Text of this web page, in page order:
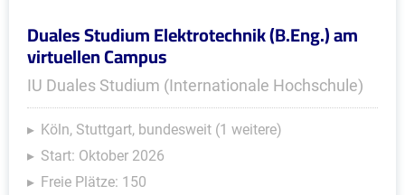
Duales Studium Elektrotechnik (B.Eng.) am
virtuellen Campus
IU Duales Studium (Internationale Hochschule)
Köln, Stuttgart, bundesweit (1 weitere)
Start: Oktober 2026
Freie Plätze: 150